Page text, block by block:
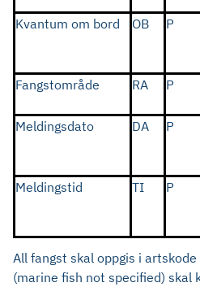
Kvantum om bord
OB P
Fangstområde
RA P
Meldingsdato
DA P
Meldingstid
TI P
All fangst skal oppgis i artskode
(marine fish not specified) skal